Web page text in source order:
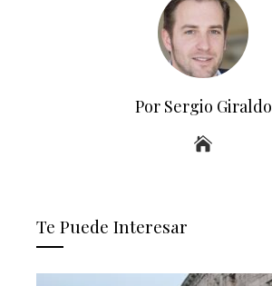
Por Sergio Giraldo
Te Puede Interesar